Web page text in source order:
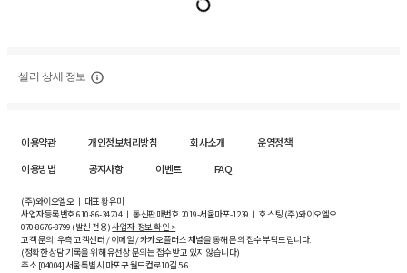
셀러 상세 정보
이용약관 개인정보처리방침 회사소개
운영정책
이용방법
공지사항 이벤트 FAQ
(주)와이오엘오 ㅣ 대표 황유미
사업자등록번호610-86-34204ㅣ 통신판매번호 2019-서울마포-1239 ㅣ 호스팅 (주)와이오엘오
070-8676-8799 (발신 전용)사업자 정보 확인 >
고객 문의: 우측 고객센터 / 이메일 / 카카오플러스 채널을 통해 문의 접수 부탁드립니다.
(정확한 상담 기록을 위해 유선상 문의는 접수받고 있지 않습니다)
주소 [04004] 서울특별시 마포구 월드컵로10길5-6